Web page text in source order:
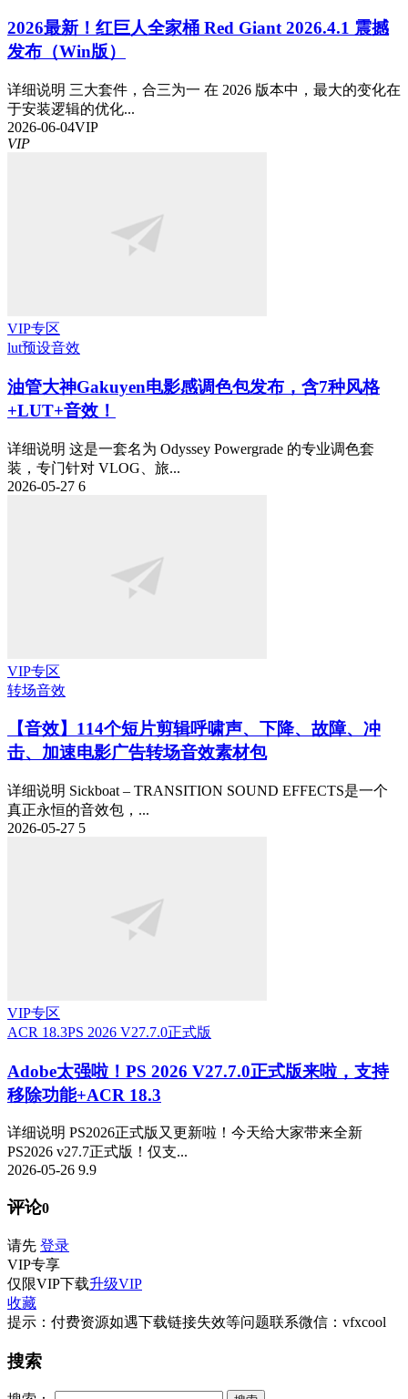
2026最新！红巨人全家桶 Red Giant 2026.4.1 震撼
发布（Win版）
详细说明 三大套件，合三为一 在 2026 版本中，最大的变化在
于安装逻辑的优化...
2026-06-04VIP
VIP
VIP专区
lut预设音效
油管大神Gakuyen电影感调色包发布，含7种风格
+LUT+音效！
详细说明 这是一套名为 Odyssey Powergrade 的专业调色套
装，专门针对 VLOG、旅...
2026-05-27 6
VIP专区
转场音效
【音效】114个短片剪辑呼啸声、下降、故障、冲
击、加速电影广告转场音效素材包
详细说明 Sickboat – TRANSITION SOUND EFFECTS是一个
真正永恒的音效包，...
2026-05-27 5
VIP专区
ACR 18.3PS 2026 V27.7.0正式版
Adobe太强啦！PS 2026 V27.7.0正式版来啦，支持
移除功能+ACR 18.3
详细说明 PS2026正式版又更新啦！今天给大家带来全新
PS2026 v27.7正式版！仅支...
2026-05-26 9.9
评论0
请先 登录
VIP专享
仅限VIP下载升级VIP
收藏
提示：付费资源如遇下载链接失效等问题联系微信：vfxcool
搜索